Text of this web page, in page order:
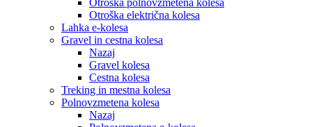
Otroška električna kolesa
Lahka e-kolesa
Gravel in cestna kolesa
Nazaj
Gravel kolesa
Cestna kolesa
Treking in mestna kolesa
Polnovzmetena kolesa
Nazaj